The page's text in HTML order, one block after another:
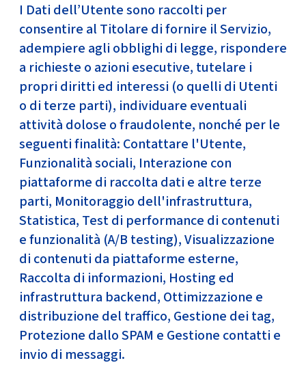
I Dati dell’Utente sono raccolti per
consentire al Titolare di fornire il Servizio,
adempiere agli obblighi di legge, rispondere
a richieste o azioni esecutive, tutelare i
propri diritti ed interessi (o quelli di Utenti
o di terze parti), individuare eventuali
attività dolose o fraudolente, nonché per le
seguenti finalità: Contattare l'Utente,
Funzionalità sociali, Interazione con
piattaforme di raccolta dati e altre terze
parti, Monitoraggio dell'infrastruttura,
Statistica, Test di performance di contenuti
e funzionalità (A/B testing), Visualizzazione
di contenuti da piattaforme esterne,
Raccolta di informazioni, Hosting ed
infrastruttura backend, Ottimizzazione e
distribuzione del traffico, Gestione dei tag,
Protezione dallo SPAM e Gestione contatti e
invio di messaggi.